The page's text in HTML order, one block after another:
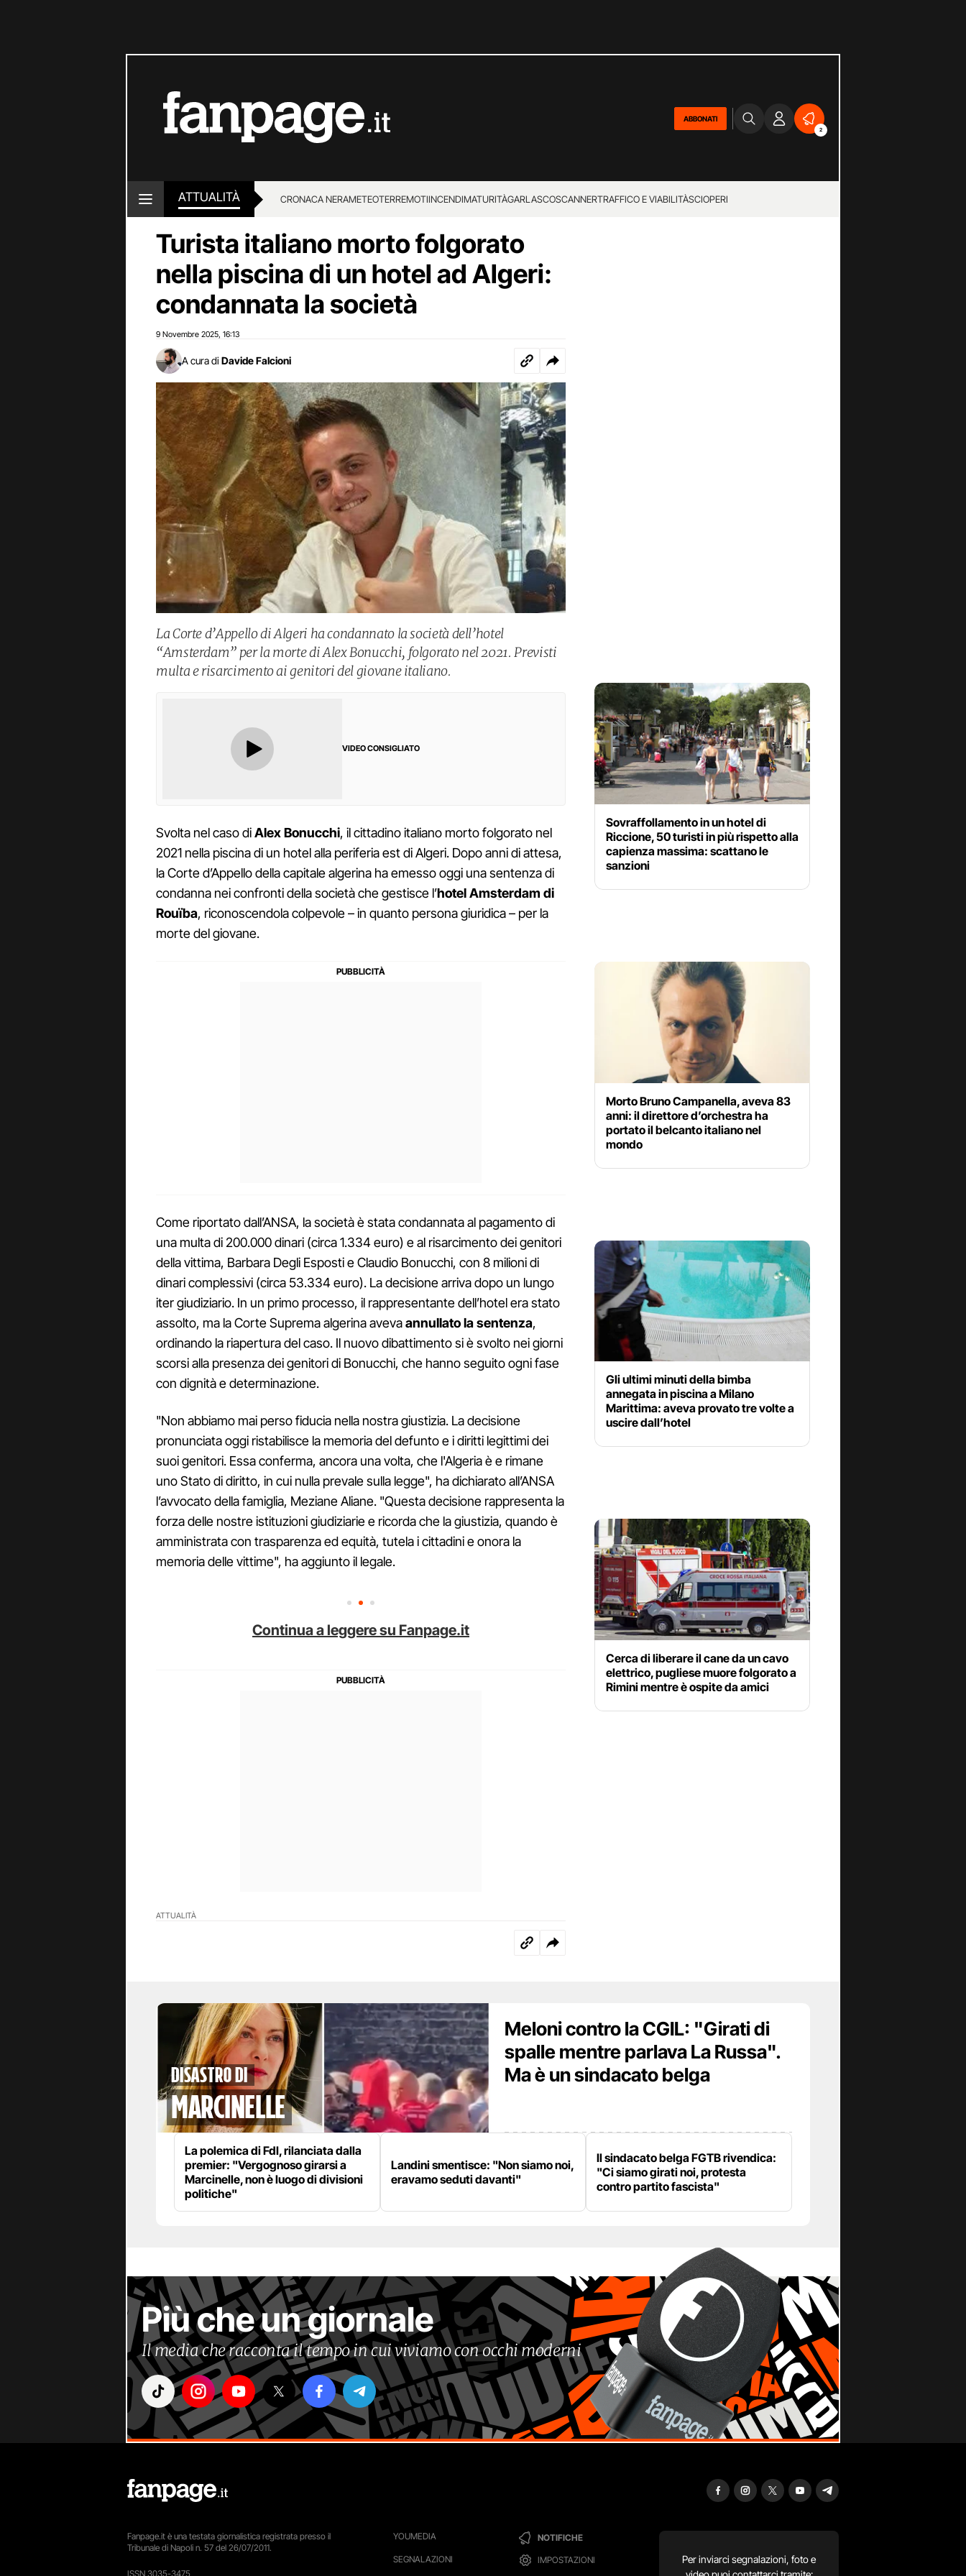
ABBONATI
2
ATTUALITÀ CRONACA NERAMETEOTERREMOTIINCENDIMATURITÀGARLASCOSCANNERTRAFFICO E VIABILITÀSCIOPERI
LOTTO E SUPERENALOTTO
Turista italiano morto folgorato
nella piscina di un hotel ad Algeri:
condannata la società
9 Novembre 2025 16:13
A cura di Davide Falcioni
La Corte d’Appello di Algeri ha condannato la società dell’hotel
“Amsterdam” per la morte di Alex Bonucchi, folgorato nel 2021. Previsti
multa e risarcimento ai genitori del giovane italiano.
VIDEO CONSIGLIATO
Svolta nel caso diAlex Bonucchi, il cittadino italiano morto folgorato nel
2021 nella piscina di un hotel alla periferia est di Algeri. Dopo anni di attesa,
la Corte d’Appello della capitale algerina ha emesso oggi una sentenza di
condanna nei confronti della società che gestisce l’hotel Amsterdam di
Rouïba, riconoscendola colpevole – in quanto persona giuridica – per la
morte del giovane.
Come riportato dall’ANSA, la società è stata condannata al pagamento di
una multa di 200.000 dinari (circa 1.334 euro) e al risarcimento dei genitori
della vittima, Barbara Degli Esposti e Claudio Bonucchi, con 8 milioni di
dinari complessivi (circa 53.334 euro). La decisione arriva dopo un lungo
iter giudiziario. In un primo processo, il rappresentante dell’hotel era stato
assolto, ma la Corte Suprema algerina avevaannullato la sentenza,
ordinando la riapertura del caso. Il nuovo dibattimento si è svolto nei giorni
scorsi alla presenza dei genitori di Bonucchi, che hanno seguito ogni fase
con dignità e determinazione.
"Non abbiamo mai perso fiducia nella nostra giustizia. La decisione
pronunciata oggi ristabilisce la memoria del defunto e i diritti legittimi dei
suoi genitori. Essa conferma, ancora una volta, che l'Algeria è e rimane
uno Stato di diritto, in cui nulla prevale sulla legge", ha dichiarato all’ANSA
l’avvocato della famiglia, Meziane Aliane. "Questa decisione rappresenta la
forza delle nostre istituzioni giudiziarie e ricorda che la giustizia, quando è
amministrata con trasparenza ed equità, tutela i cittadini e onora la
memoria delle vittime", ha aggiunto il legale.
Continua a leggere su Fanpage.it
ATTUALITÀ
Sovraffollamento in un hotel di
Riccione, 50 turisti in più rispetto alla
capienza massima: scattano le
sanzioni
Morto Bruno Campanella, aveva 83
anni: il direttore d’orchestra ha
portato il belcanto italiano nel
mondo
Gli ultimi minuti della bimba
annegata in piscina a Milano
Marittima: aveva provato tre volte a
uscire dall’hotel
Cerca di liberare il cane da un cavo
elettrico, pugliese muore folgorato a
Rimini mentre è ospite da amici
disastro di
marcinelle
Meloni contro la CGIL: "Girati di
spalle mentre parlava La Russa".
Ma è un sindacato belga
La polemica di FdI, rilanciata dalla
premier: "Vergognoso girarsi a
Marcinelle, non è luogo di divisioni
politiche"
Landini smentisce: "Non siamo noi,
eravamo seduti davanti"
Il sindacato belga FGTB rivendica:
"Ci siamo girati noi, protesta
contro partito fascista"
Più che un giornale
Il media che racconta il tempo in cui viviamo con occhi moderni
YOUMEDIA
SEGNALAZIONI
NOTIFICHE
IMPOSTAZIONI
Per inviarci segnalazioni, foto e
Fanpage.it è una testata giornalistica registrata presso il
Tribunale di Napoli n. 57 del 26/07/2011.
ISSN 3035-3475